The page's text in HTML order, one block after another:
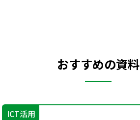
おすすめの資料
ICT活用